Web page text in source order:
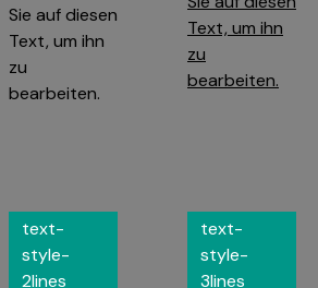
Sie auf diesen
Text, um ihn
zu
bearbeiten.
Text, um ihn
zu
bearbeiten.
text-
style-
2lines
text-
style-
3lines